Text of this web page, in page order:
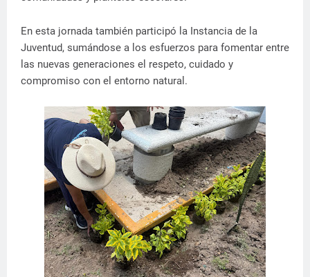
En esta jornada también participó la Instancia de la
Juventud, sumándose a los esfuerzos para fomentar entre
las nuevas generaciones el respeto, cuidado y
compromiso con el entorno natural.